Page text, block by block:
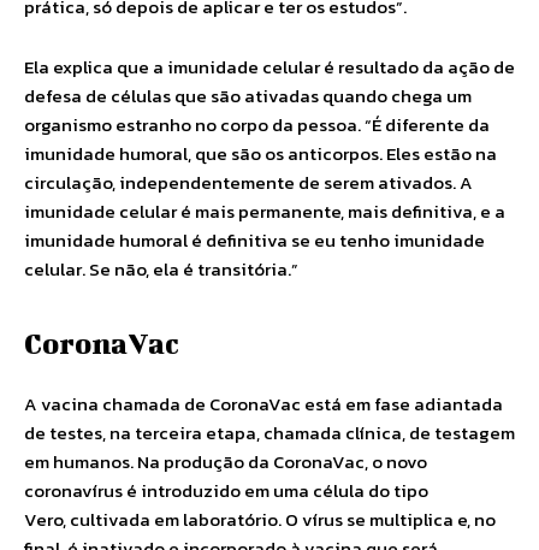
prática, só depois de aplicar e ter os estudos”.
Ela explica que a imunidade celular é resultado da ação de
defesa de células que são ativadas quando chega um
organismo estranho no corpo da pessoa. “É diferente da
imunidade humoral, que são os anticorpos. Eles estão na
circulação, independentemente de serem ativados. A
imunidade celular é mais permanente, mais definitiva, e a
imunidade humoral é definitiva se eu tenho imunidade
celular. Se não, ela é transitória.”
CoronaVac
A vacina chamada de CoronaVac está em fase adiantada
de testes, na terceira etapa, chamada clínica, de testagem
em humanos. Na produção da CoronaVac, o novo
coronavírus é introduzido em uma célula do tipo
Vero, cultivada em laboratório. O vírus se multiplica e, no